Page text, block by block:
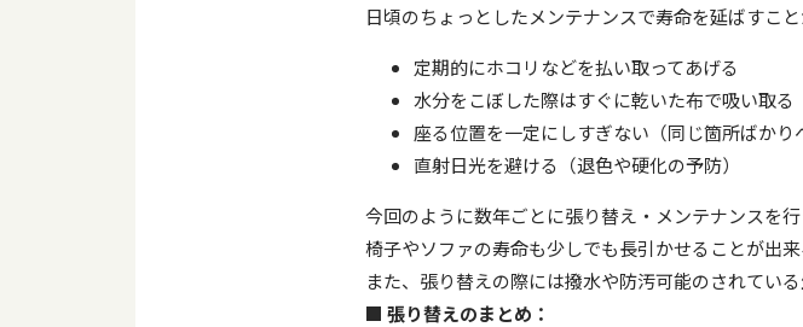
日頃のちょっとしたメンテナンスで寿命を延ばすこと
定期的にホコリなどを払い取ってあげる
水分をこぼした際はすぐに乾いた布で吸い取る
座る位置を一定にしすぎない（同じ箇所ばかり
直射日光を避ける（退色や硬化の予防）
今回のように数年ごとに張り替え・メンテナンスを行
椅子やソファの寿命も少しでも長引かせることが出来
また、張り替えの際には撥水や防汚可能のされてい
■ 張り替えのまとめ：